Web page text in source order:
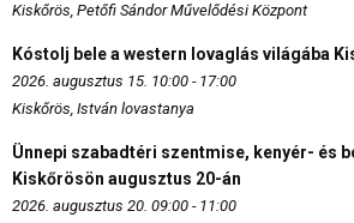
Kiskőrös, Petőfi Sándor Művelődési Központ
Kóstolj bele a western lovaglás világába
2026. augusztus 15. 10:00 - 17:00
Kiskőrös, István lovastanya
Ünnepi szabadtéri szentmise, kenyér- és
Kiskőrösön augusztus 20-án
2026. augusztus 20. 09:00 - 11:00